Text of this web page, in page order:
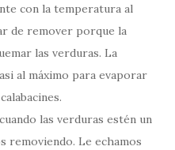
con la temperatura al
de remover porque la
las verduras. La
al máximo para evaporar
las verduras estén un
removiendo. Le echamos